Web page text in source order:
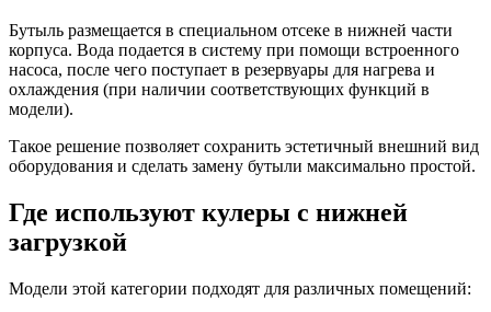
Бутыль размещается в специальном отсеке в нижней части
корпуса. Вода подается в систему при помощи встроенного
насоса, после чего поступает в резервуары для нагрева и
охлаждения (при наличии соответствующих функций в
модели).
Такое решение позволяет сохранить эстетичный внешний вид
оборудования и сделать замену бутыли максимально простой.
Где используют кулеры с нижней
загрузкой
Модели этой категории подходят для различных помещений: